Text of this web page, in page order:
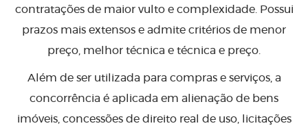
contratações de maior vulto e complexidade. Possui
prazos mais extensos e admite critérios de menor
preço, melhor técnica e técnica e preço.
Além de ser utilizada para compras e serviços, a
concorrência é aplicada em alienação de bens
imóveis, concessões de direito real de uso, licitações